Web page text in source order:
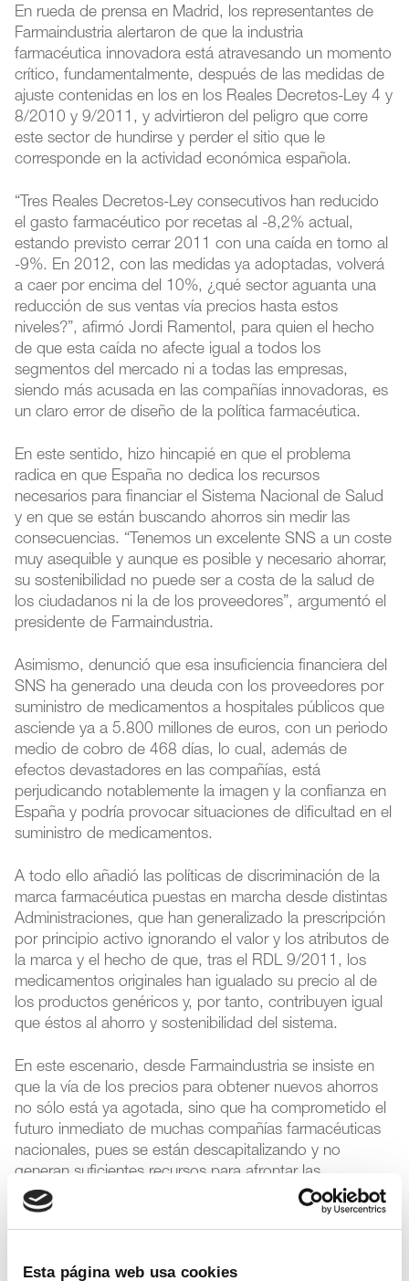
Esta página web usa cookies
En rueda de prensa en Madrid, los representantes de
Farmaindustria alertaron de que la industria
farmacéutica innovadora está atravesando un momento
crítico, fundamentalmente, después de las medidas de
ajuste contenidas en los en los Reales Decretos-Ley 4 y
8/2010 y 9/2011, y advirtieron del peligro que corre
este sector de hundirse y perder el sitio que le
corresponde en la actividad económica española.
“Tres Reales Decretos-Ley consecutivos han reducido
el gasto farmacéutico por recetas al -8,2% actual,
estando previsto cerrar 2011 con una caída en torno al
-9%. En 2012, con las medidas ya adoptadas, volverá
a caer por encima del 10%, ¿qué sector aguanta una
reducción de sus ventas vía precios hasta estos
niveles?”, afirmó Jordi Ramentol, para quien el hecho
de que esta caída no afecte igual a todos los
segmentos del mercado ni a todas las empresas,
siendo más acusada en las compañías innovadoras, es
un claro error de diseño de la política farmacéutica.
En este sentido, hizo hincapié en que el problema
radica en que España no dedica los recursos
necesarios para financiar el Sistema Nacional de Salud
y en que se están buscando ahorros sin medir las
consecuencias. “Tenemos un excelente SNS a un coste
muy asequible y aunque es posible y necesario ahorrar,
su sostenibilidad no puede ser a costa de la salud de
los ciudadanos ni la de los proveedores”, argumentó el
presidente de Farmaindustria.
Asimismo, denunció que esa insuficiencia financiera del
SNS ha generado una deuda con los proveedores por
suministro de medicamentos a hospitales públicos que
asciende ya a 5.800 millones de euros, con un periodo
medio de cobro de 468 días, lo cual, además de
efectos devastadores en las compañías, está
perjudicando notablemente la imagen y la confianza en
España y podría provocar situaciones de dificultad en el
suministro de medicamentos.
A todo ello añadió las políticas de discriminación de la
marca farmacéutica puestas en marcha desde distintas
Administraciones, que han generalizado la prescripción
por principio activo ignorando el valor y los atributos de
la marca y el hecho de que, tras el RDL 9/2011, los
medicamentos originales han igualado su precio al de
los productos genéricos y, por tanto, contribuyen igual
que éstos al ahorro y sostenibilidad del sistema.
En este escenario, desde Farmaindustria se insiste en
que la vía de los precios para obtener nuevos ahorros
no sólo está ya agotada, sino que ha comprometido el
futuro inmediato de muchas compañías farmacéuticas
nacionales, pues se están descapitalizando y no
generan suficientes recursos para afrontar las
inversiones en investigación e internacionalización que
requieren, y ha puesto en riesgo de deslocalización la